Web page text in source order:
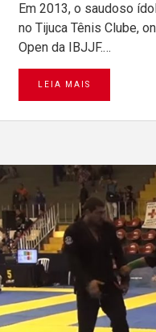
Em 2013, o saudoso
no Tijuca Tênis Clube,
Open da IBJJF.…
LEIA MAIS